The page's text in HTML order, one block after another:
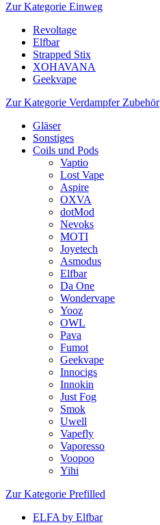
Zur Kategorie Einweg
Revoltage
Elfbar
Strapped Stix
XOHAVANA
Geekvape
Zur Kategorie Verdampfer Zubehör
Gläser
Sonstiges
Coils und Pods
Vaptio
Lost Vape
Aspire
OXVA
dotMod
Nevoks
MOTI
Joyetech
Asmodus
Elfbar
Da One
Wondervape
Yooz
OWL
Pava
Fumot
Geekvape
Innocigs
Innokin
Just Fog
Smok
Uwell
Vapefly
Vaporesso
Voopoo
Yihi
Zur Kategorie Prefilled
ELFA by Elfbar